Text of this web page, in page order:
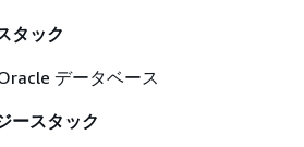
タック
データベース
ースタック